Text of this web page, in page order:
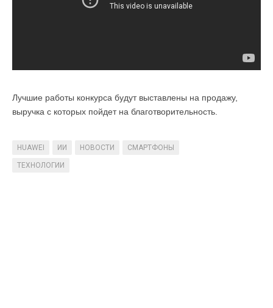
Лучшие работы конкурса будут выставлены на продажу,
выручка с которых пойдет на благотворительность.
HUAWEI ИИ НОВОСТИ СМАРТФОНЫ
ТЕХНОЛОГИИ